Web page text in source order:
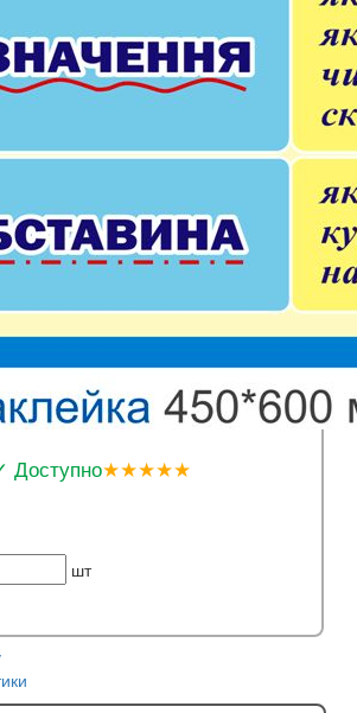
Доступно★★★★★
шт